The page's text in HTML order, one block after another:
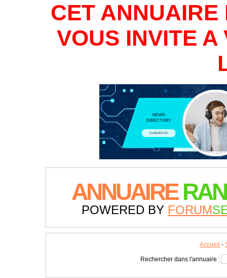
CET
VOUS INVITE A
ANNUAIRE
POWERED BY FORUM
Accueil -
Rechercher dans l'annuaire :